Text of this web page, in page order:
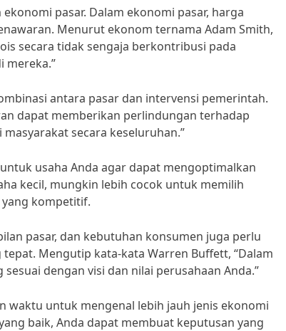
pasar. Dalam ekonomi pasar, harga
Menurut ekonom ternama Adam Smith,
secara tidak sengaja berkontribusi pada
mereka.”
antara pasar dan intervensi pemerintah.
dapat memberikan perlindungan terhadap
secara keseluruhan.”
usaha Anda agar dapat mengoptimalkan
kecil, mungkin lebih cocok untuk memilih
kompetitif.
pasar, dan kebutuhan konsumen juga perlu
Mengutip kata-kata Warren Buffett, “Dalam
dengan visi dan nilai perusahaan Anda.”
waktu untuk mengenal lebih jauh jenis ekonomi
baik, Anda dapat membuat keputusan yang